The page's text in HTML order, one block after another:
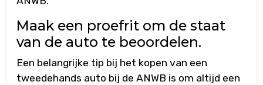
Maak een proefrit om de staat
van de auto te beoordelen.
Een belangrijke tip bij het kopen van een
tweedehands auto bij de ANWB is om altijd een